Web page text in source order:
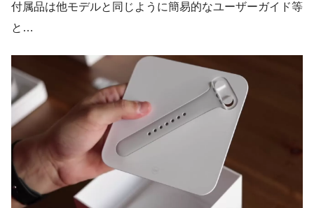
付属品は他モデルと同じように簡易的なユーザーガイド等
と…